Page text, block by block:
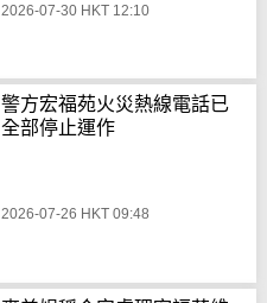
2026-07-30 HKT 12:10
警方宏福苑火災熱線電話已
全部停止運作
2026-07-26 HKT 09:48